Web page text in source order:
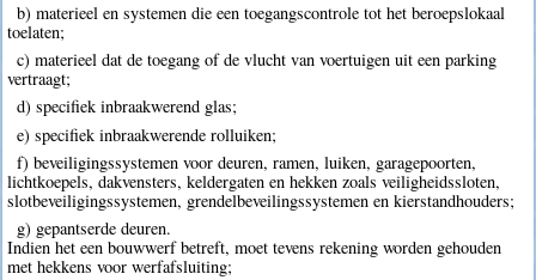
b) materieel en systemen die een toegangscontrole tot het beroepslokaal
toelaten;
c) materieel dat de toegang of de vlucht van voertuigen uit een parking
vertraagt;
d) specifiek inbraakwerend glas;
e) specifiek inbraakwerende rolluiken;
f) beveiligingssystemen voor deuren, ramen, luiken, garagepoorten,
lichtkoepels, dakvensters, keldergaten en hekken zoals veiligheidssloten,
slotbeveiligingssystemen, grendelbeveilingssystemen en kierstandhouders;
g) gepantserde deuren.
Indien het een bouwwerf betreft, moet tevens rekening worden gehouden
met hekkens voor werfafsluiting;